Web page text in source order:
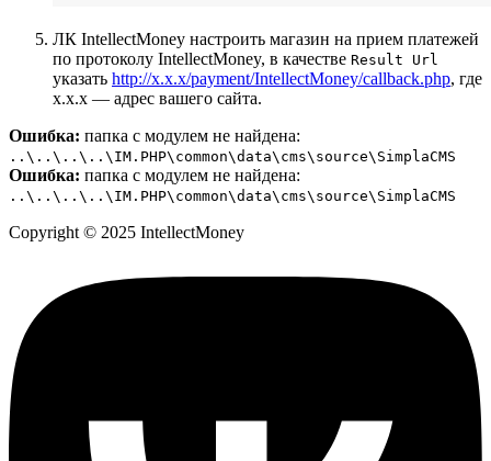
ЛК IntellectMoney настроить магазин на прием платежей
по протоколу IntellectMoney, в качестве Result Url
указать http://х.х.х/payment/IntellectMoney/callback.php, где
х.х.х — адрес вашего сайта.
Ошибка: папка с модулем не найдена:
..\..\..\..\IM.PHP\common\data\cms\source\SimplaCMS
Ошибка: папка с модулем не найдена:
..\..\..\..\IM.PHP\common\data\cms\source\SimplaCMS
Copyright © 2025 IntellectMoney